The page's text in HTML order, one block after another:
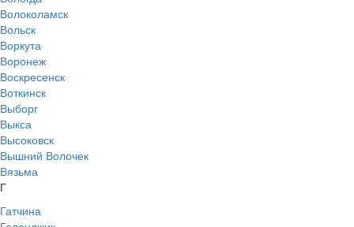
Волоколамск
Вольск
Воркута
Воронеж
Воскресенск
Воткинск
Выборг
Выкса
Высоковск
Вышний Волочек
Вязьма
Г
Гатчина